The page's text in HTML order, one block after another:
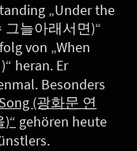
„Under the
그늘아래서면)“
von „When
heran. Er
Besonders
(광화문 연
)“ gehören heute